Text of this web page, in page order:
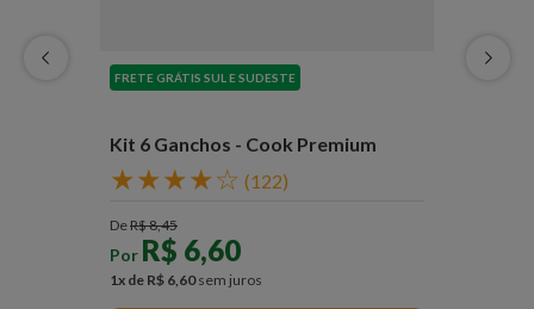
FRETE GRÁTIS SUL E SUDESTE
Kit 6 Ganchos - Cook Premium
★★★★☆ (122)
DeR$8,45
Por R$ 6,60
1x de R$ 6 60sem juros